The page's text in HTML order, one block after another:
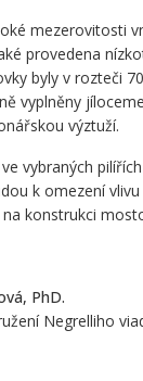
mezerovitosti
provedena
byly v rozteči
vyplněny
výztuží.
vybraných
k omezení
konstrukci
PhD.
Negrelliho